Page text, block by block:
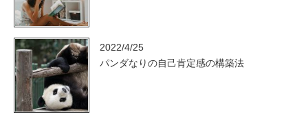
2022/4/25
パンダなりの自己肯定感の構築法